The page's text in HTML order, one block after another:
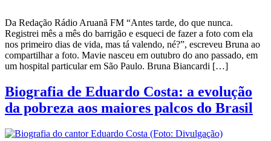
Da Redação Rádio Aruanã FM “Antes tarde, do que nunca.
Registrei mês a mês do barrigão e esqueci de fazer a foto com ela
nos primeiro dias de vida, mas tá valendo, né?”, escreveu Bruna ao
compartilhar a foto. Mavie nasceu em outubro do ano passado, em
um hospital particular em São Paulo. Bruna Biancardi […]
Biografia de Eduardo Costa: a evolução
da pobreza aos maiores palcos do Brasil